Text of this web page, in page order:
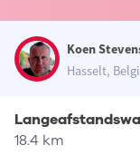
Koen
Hasselt,
18.4 km